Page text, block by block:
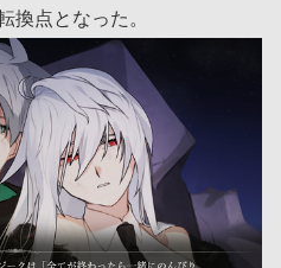
換点となった。